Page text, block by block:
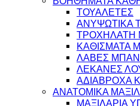
ΤΟΥΑΛΕΤΕΣ
ΑΝΥΨΩΤΙΚΑ
ΤΡΟΧΗΛΑΤΗ
ΚΑΘΙΣΜΑΤΑ
ΛΑΒΕΣ
ΛΕΚΑΝΕΣ
ΑΔΙΑΒΡΟΧΑ
ΑΝΑΤΟΜΙΚΑ
ΜΑΞΙΛΑΡΙΑ